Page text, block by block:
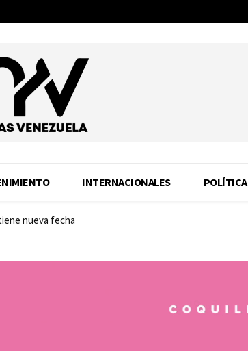
INTERNACIONALES POLÍTICA
nueva fecha